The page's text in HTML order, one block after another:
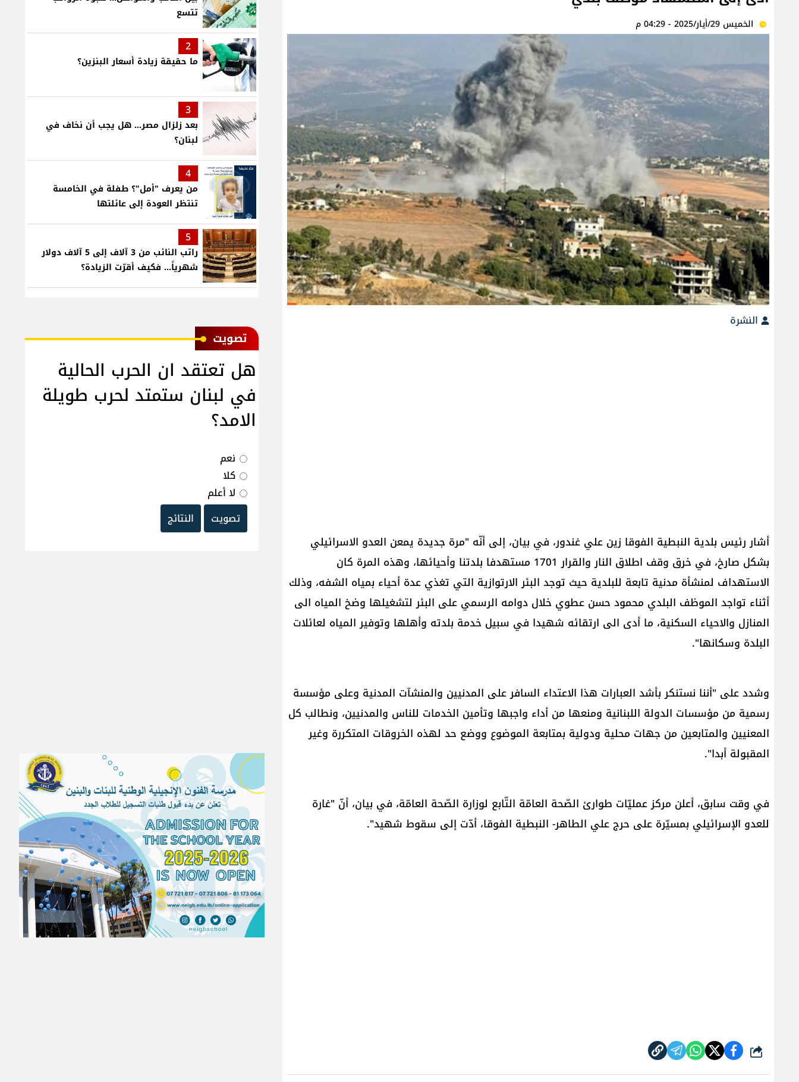
الخميس 29/أيار/2025 - 04:29 م
النشرة
أشار رئيس بلدية ​النبطية الفوقا​ زين علي غندور، في بيان، إلى أنّه "مرة جديدة يمعن ​العدو الاسرائيلي​
بشكل صارخ، في ​خرق وقف اطلاق النار​ وال​قرار 1701​ مستهدفا بلدتنا وأحيائها، وهذه المرة كان
الاستهداف لمنشأة مدنية تابعة للبلدية حيث توجد البئر الارتوازية التي تغذي عدة أحياء بمياه الشفه، وذلك
أثناء تواجد الموظف البلدي محمود حسن عطوي خلال دوامه الرسمي على البئر لتشغيلها وضخ المياه الى
المنازل والاحياء السكنية، ما أدى الى ارتقائه شهيدا في سبيل خدمة بلدته وأهلها وتوفير المياه لعائلات
البلدة وسكانها".
وشدد على "أننا نستنكر بأشد العبارات هذا ​الاعتداء السافر​ على المدنيين والمنشآت المدنية وعلى مؤسسة
رسمية من ​مؤسسات الدولة​ اللبنانية ومنعها من أداء واجبها وتأمين الخدمات للناس والمدنيين، ونطالب كل
المعنيين والمتابعين من جهات محلية ودولية بمتابعة الموضوع ووضع حد لهذه ​الخروقات المتكررة​ وغير
المقبولة أبدا".
في وقت سابق، أعلن مركز عمليّات طوارئ الصّحة العامّة التّابع لوزارة الصّحة العامّة، في بيان، أنّ "غارة
للعدو الإسرائيلي بمسيّرة على حرج علي ​الطاهر​- ​النبطية الفوقا​، أدّت إلى سقوط شهيد".
شارك
تتسع
2
ما حقيقة زيادة أسعار البنزين؟
3
بعد زلزال مصر... هل يجب أن نخاف في
لبنان؟
4
من يعرف "أمل"؟ طفلة في الخامسة
تنتظر العودة إلى عائلتها
5
راتب النائب من 3 آلاف إلى 5 آلاف دولار
شهرياً... فكيف أقرّت الزيادة؟
ﺗﺼﻮﻳﺖ
هل تعتقد ان الحرب الحالية
في لبنان ستمتد لحرب طويلة
الامد؟
نعم
كلا
لا أعلم
تصويت
النتائج